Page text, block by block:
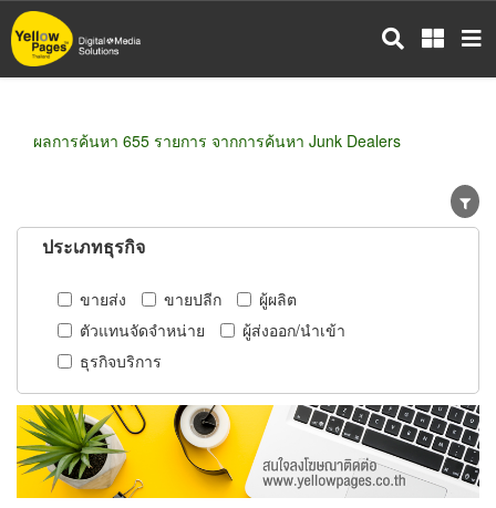
ข้าม
ไป
ผลการค้นหา 655 รายการ จากการค้นหา Junk Dealers
ประเภทธุรกิจ
ขายส่ง ขายปลีก
ผู้ผลิต
ตัวแทนจัดจำหน่าย
ผู้ส่งออก/นำเข้า
ธุรกิจบริการ